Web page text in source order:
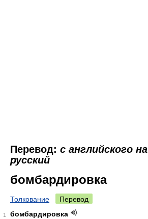
Перевод: с английского на
русский
бомбардировка
Толкование Перевод
1
бомбардировка